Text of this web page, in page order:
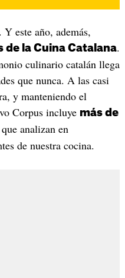
Y este año, además,
de la Cuina Catalana.
culinario catalán llega
que nunca. A las casi
y manteniendo el
Corpus incluye más de
que analizan en
de nuestra cocina.